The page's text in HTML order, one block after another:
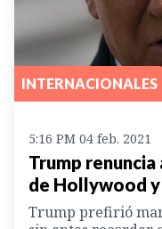
INTERNACIONALES
5:16 PM 04 feb. 2021
Trump
de Hollywood y
Trump prefirió